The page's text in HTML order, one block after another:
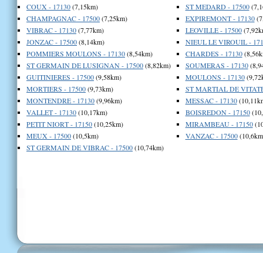
COUX - 17130(7,15km)
CHAMPAGNAC - 17500(7,25km)
VIBRAC - 17130(7,77km)
JONZAC - 17500(8,14km)
POMMIERS MOULONS - 17130(8,54km)
ST GERMAIN DE LUSIGNAN - 17500(8,82km)
GUITINIERES - 17500(9,58km)
MORTIERS - 17500(9,73km)
MONTENDRE - 17130(9,96km)
VALLET - 17130(10,17km)
PETIT NIORT - 17150(10,25km)
MEUX - 17500(10,5km)
ST GERMAIN DE VIBRAC - 17500(10,74km)
ST MEDARD - 17500
EXPIREMONT - 17130
LEOVILLE - 17500
NIEUL LE VIROUIL -
CHARDES - 17130
SOUMERAS - 17130
MOULONS - 17130
ST MARTIAL DE
MESSAC - 17130
BOISREDON - 17150
MIRAMBEAU - 17150
VANZAC - 17500